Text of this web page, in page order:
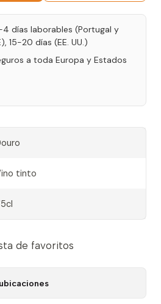
4 días laborables (Portugal y
15-20 días (EE. UU.)
a toda Europa y Estados
tinto
de favoritos